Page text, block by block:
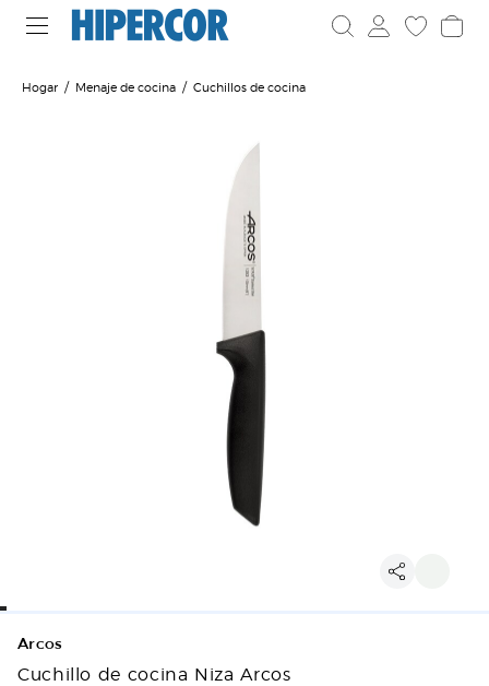
Hogar Menaje de cocina Cuchillos de cocina
Arcos
Cuchillo de cocina Niza Arcos